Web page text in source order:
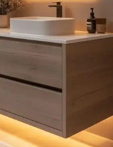
لم يعد مجرد مساحة وظيفية نمر
شخصياً، منتجعاً صحياً خاصاً نلجأ
هذا التحول يكمن عنصر غالباً ما يتم
“فن اختيار إضاءة الحمام” هو
حساسة بين ثلاثة عناصر حاسمة:
اليومية، ومعايير السلامة الصارمة
الاختيار الخاطئ يمكن أن يحول
المرغوب فيها، أو ما هو أسوأ، أن
الصحيح، فيمكنه أن يجعل مساحتك
يحول حمامك إلى قطعة فنية